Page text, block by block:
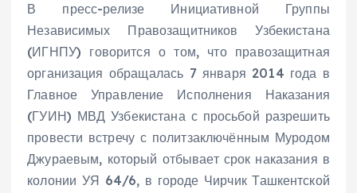
В пресс-релизе Инициативной Группы
Независимых Правозащитников Узбекистана
(ИГНПУ) говорится о том, что правозащитная
организация обращалась 7 января 2014 года в
Главное Управление Исполнения Наказания
(ГУИН) МВД Узбекистана с просьбой разрешить
провести встречу с политзаключённым Муродом
Джураевым, который отбывает срок наказания в
колонии УЯ 64/6, в городе Чирчик Ташкентской